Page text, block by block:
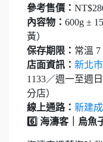
參考售價：
內容物： 600g ±
黃）
保存期限： 常溫 7
店面資訊： 新北
1133／週一至週
分店）
線上通路： 新建
6️⃣ 海濤客｜烏魚